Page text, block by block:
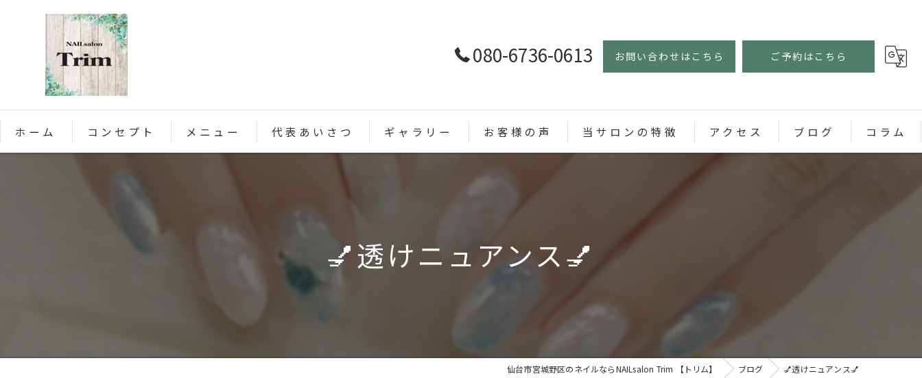
080-6736-0613 お問い合わせはこちら ご予約はこちら
ホーム コンセプト メニュー 代表あいさつ ギャラリー お客様の声 当サロンの特徴
定額制
アクセス ブログ コラム
💅透けニュアンス💅
仙台市宮城野区のネイルならNAILsalon Trim 【トリム】 ブログ 💅透けニュアンス💅